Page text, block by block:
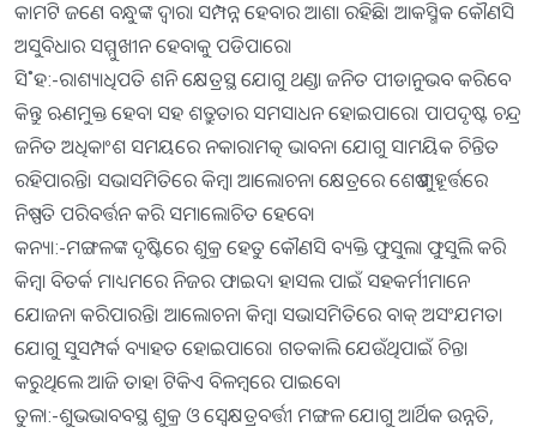
କାମଟି ଜଣେ ବନ୍ଧୁଙ୍କ ଦ୍ୱାରା ସମ୍ପନ୍ନ ହେବାର ଆଶା ରହିଛି। ଆକସ୍ମିକ କୌଣସି
ଅସୁବିଧାର ସମ୍ମୁଖୀନ ହେବାକୁ ପଡିପାରେ।
ସି˚ହ:-ରାଶ୍ୟାଧିପତି ଶନି କ୍ଷେତ୍ରସ୍ଥ ଯୋଗୁ ଥଣ୍ଡା ଜନିତ ପୀଡାନୁଭବ କରିବେ
କିନ୍ତୁ ଋଣମୁକ୍ତ ହେବା ସହ ଶତ୍ରୁତାର ସମସାଧନ ହୋଇପାରେ। ପାପଦୃଷ୍ଟ ଚନ୍ଦ୍ର
ଜନିତ ଅଧିକାଂଶ ସମୟରେ ନକାରାମତ୍କ ଭାବନା ଯୋଗୁ ସାମୟିକ ଚିନ୍ତିତ
ରହିପାରନ୍ତି। ସଭାସମିତିରେ କିମ୍ବା ଆଲୋଚନା କ୍ଷେତ୍ରରେ ଶେଷ ମୁହୂର୍ତ୍ତରେ
ନିଷ୍ପତି ପରିବର୍ତ୍ତନ କରି ସମାଲୋଚିତ ହେବେ।
କନ୍ୟା:-ମଙ୍ଗଳଙ୍କ ଦୃଷ୍ଟିରେ ଶୁକ୍ର ହେତୁ କୌଣସି ବ୍ୟକ୍ତି ଫୁସୁଲା ଫୁସୁଲି କରି
କିମ୍ବା ବିତର୍କ ମାଧ୍ୟମରେ ନିଜର ଫାଇଦା ହାସଲ ପାଇଁ ସହକର୍ମୀମାନେ
ଯୋଜନା କରିପାରନ୍ତି। ଆଲୋଚନା କିମ୍ବା ସଭାସମିତିରେ ବାକ୍‌ ଅସଂଯମତା
ଯୋଗୁ ସୁସମ୍ପର୍କ ବ୍ୟାହତ ହୋଇପାରେ। ଗତକାଲି ଯେଉଁଥିପାଇଁ ଚିନ୍ତା
କରୁଥିଲେ ଆଜି ତାହା ଟିକିଏ ବିଳମ୍ବରେ ପାଇବେ।
ତୁଳା:-ଶୁଭଭାବବସ୍ଥ ଶୁକ୍ର ଓ ସ୍ବେକ୍ଷତ୍ରବର୍ତ୍ତୀ ମଙ୍ଗଳ ଯୋଗୁ ଆର୍ଥିକ ଉନ୍ନତି,